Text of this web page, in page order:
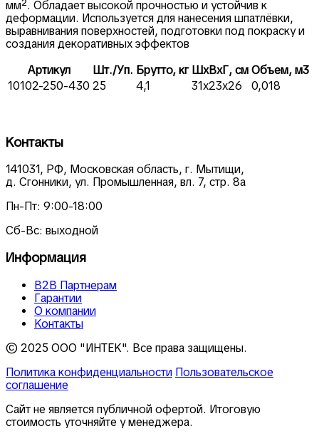
мм². Обладает высокой прочностью и устойчив к
деформации. Используется для нанесения шпатлёвки,
выравнивания поверхностей, подготовки под покраску и
создания декоративных эффектов
Артикул Шт./Уп. Брутто, кг ШxВxГ, см Объем, м3
10102-250-430 25 4,1 31x23x26 0,018
Контакты
141031, РФ, Московская область, г. Мытищи,
д. Сгонники, ул. Промышленная, вл. 7, стр. 8а
Пн-Пт: 9:00-18:00
Сб-Вс: выходной
Информация
В2В Партнерам
Гарантии
О компании
Контакты
© 2025 ООО "ИНТЕК". Все права защищены.
Политика конфиденциальности Пользовательское
соглашение
Сайт не является публичной офертой. Итоговую
стоимость уточняйте у менеджера.